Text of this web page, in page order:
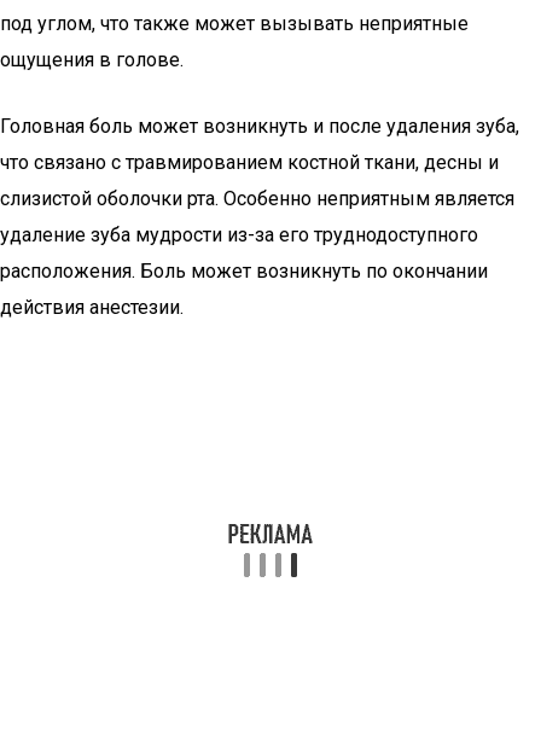
под углом, что также может вызывать неприятные
ощущения в голове.
Головная боль может возникнуть и после удаления зуба,
что связано с травмированием костной ткани, десны и
слизистой оболочки рта. Особенно неприятным является
удаление зуба мудрости из-за его труднодоступного
расположения. Боль может возникнуть по окончании
действия анестезии.